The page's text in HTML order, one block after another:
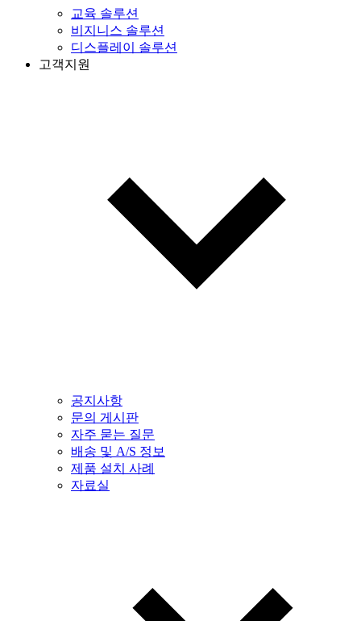
교육 솔루션
비지니스 솔루션
디스플레이 솔루션
고객지원
공지사항
문의 게시판
자주 묻는 질문
배송 및 A/S 정보
제품 설치 사례
자료실